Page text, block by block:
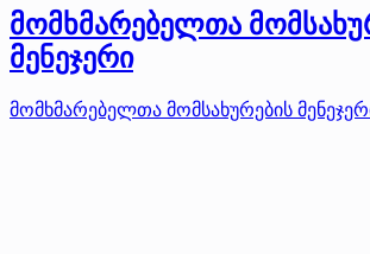
მომხმარებელთა
მენეჯერი
მომხმარებელთა მომსახურების